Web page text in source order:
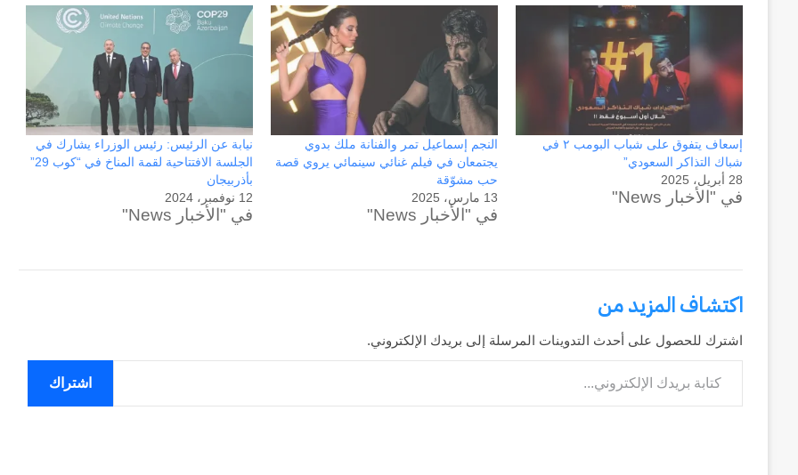
إسعاف يتفوق على شباب البومب ٢ في
شباك التذاكر السعودي”
28 أبريل، 2025
في "الأخبار News"
النجم إسماعيل تمر والفنانة ملك بدوي
يجتمعان في فيلم غنائي سينمائي يروي قصة
حب مشوّقة
13 مارس، 2025
في "الأخبار News"
نيابة عن الرئيس: رئيس الوزراء يشارك في
الجلسة الافتتاحية لقمة المناخ في “كوب 29”
بأذربيجان
12 نوفمبر، 2024
في "الأخبار News"
اكتشاف المزيد من
اشترك للحصول على أحدث التدوينات المرسلة إلى بريدك الإلكتروني.
كتابة بريدك الإلكتروني...
اشتراك